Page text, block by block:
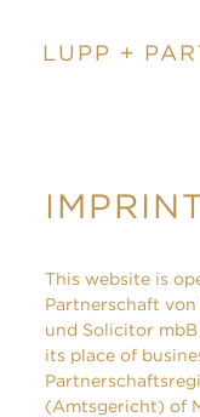
LUPP +
This website is
Partnerschaft
und Solicitor
its place of
(Amtsgericht) of